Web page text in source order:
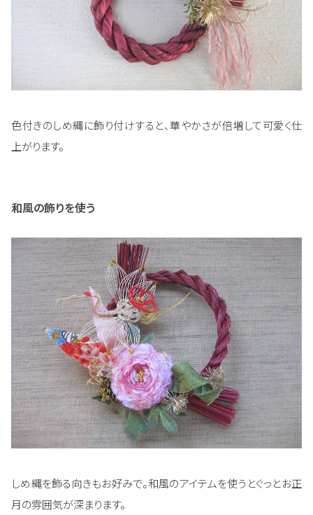
色付きのしめ縄に飾り付けすると、華やかさが倍増して可愛く仕
上がります。
和風の飾りを使う
しめ縄を飾る向きもお好みで。和風のアイテムを使うとぐっとお正
月の雰囲気が深まります。